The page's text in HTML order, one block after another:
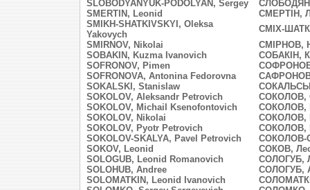
SLOBODYANYUK-PODOLYAN, Sergey
SMERTIN, Leonid
СМЕРТІН,
SMIKH-SHATKIVSKYI, Oleksa
Yakovych
СМІХ-
SMIRNOV, Nikolai
СМІРНОВ,
SOBAKIN, Kuzma Ivanovich
СОБАКІН,
SOFRONOV, Pimen
SOFRONOVA, Antonina Fedorovna
SOKALSKI, Stanislaw
SOKOLOV, Aleksandr Petrovich
СОКОЛОВ,
SOKOLOV, Michail Ksenofontovich
СОКОЛОВ,
SOKOLOV, Nikolai
СОКОЛОВ,
SOKOLOV, Pyotr Petrovich
СОКОЛОВ,
SOKOLOV-SKALYA, Pavel Petrovich
СОКОЛОВ-
SOKOV, Leonid
СОКОВ,
SOLOGUB, Leonid Romanovich
СОЛОГУБ,
SOLOHUB, Andree
СОЛОГУБ,
SOLOMATKIN, Leonid Ivanovich